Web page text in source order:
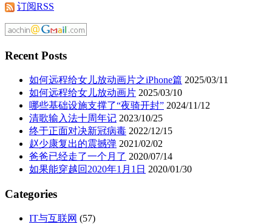
订阅RSS
Recent Posts
如何远程给女儿放动画片之iPhone篇 2025/03/11
如何远程给女儿放动画片 2025/03/10
哪些基础设施支撑了“夜骑开封” 2024/11/12
清歌输入法十周年记 2023/10/25
终于正面对决新冠病毒 2022/12/15
赵少康复出的震撼弹 2021/02/02
爸爸已经走了一个月了 2020/07/14
如果能穿越回2020年1月1日 2020/01/30
Categories
IT与互联网 (57)